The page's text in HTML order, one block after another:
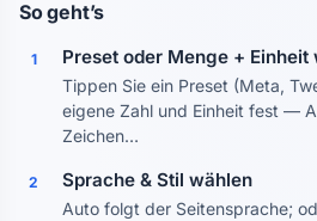
So geht’s
1 Preset oder Menge + Einheit
Tippen Sie ein Preset (Meta,
eigene Zahl und Einheit fest —
Zeichen…
2 Sprache & Stil wählen
Auto folgt der Seitensprache;